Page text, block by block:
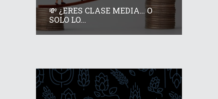
💸 ¿ERES CLASE MEDIA… O
SOLO LO...